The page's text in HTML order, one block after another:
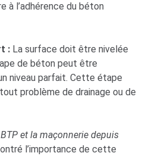
à l’adhérence du béton
: La surface doit être nivelée
de béton peut être
niveau parfait. Cette étape
problème de drainage ou de
et la maçonnerie depuis
l’importance de cette